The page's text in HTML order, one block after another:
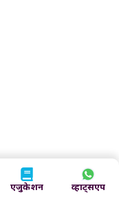
एजुकेशन व्हाट्सएप